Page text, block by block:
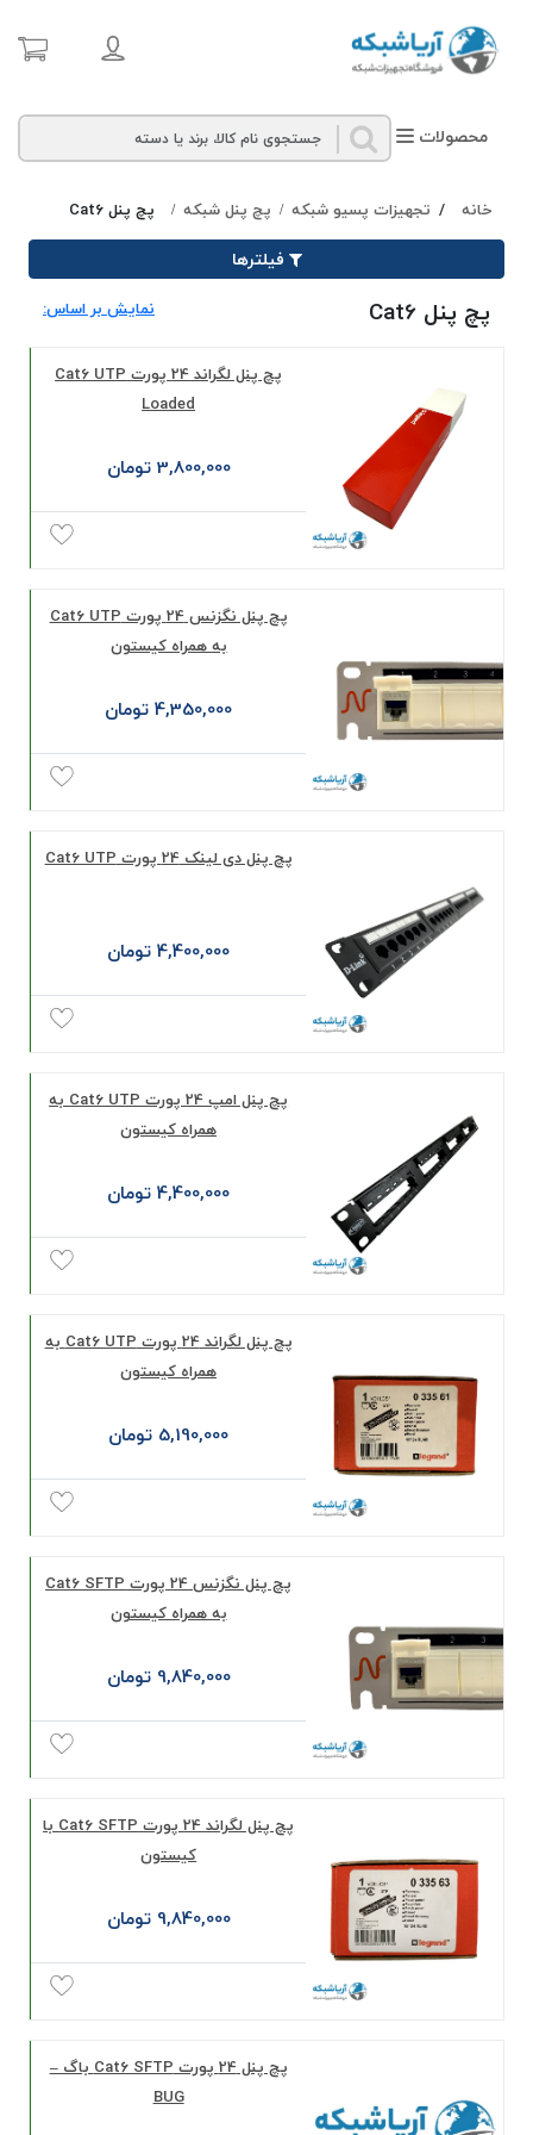
محصولات
خانه / تجهیزات پسیو شبکه / پچ پنل شبکه / پچ پنل Cat6
فیلترها
پچ پنل Cat6 نمایش بر اساس:
پچ پنل لگراند 24 پورت Cat6 UTP
Loaded
3,800,000 تومان
پچ پنل نگزنس 24 پورت Cat6 UTP
به همراه کیستون
4,350,000 تومان
پچ پنل دی لینک 24 پورت Cat6 UTP
4,400,000 تومان
پچ پنل امپ 24 پورت Cat6 UTP به
همراه کیستون
4,400,000 تومان
پچ پنل لگراند 24 پورت Cat6 UTP به
همراه کیستون
5,190,000 تومان
پچ پنل نگزنس 24 پورت Cat6 SFTP
به همراه کیستون
9,840,000 تومان
پچ پنل لگراند 24 پورت Cat6 SFTP با
کیستون
9,840,000 تومان
پچ پنل 24 پورت Cat6 SFTP باگ –
BUG